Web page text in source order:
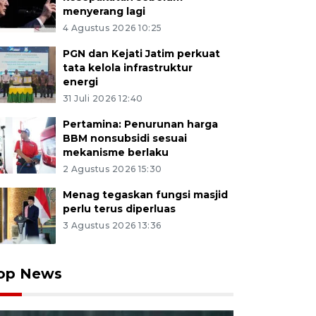
menyerang lagi
4 Agustus 2026 10:25
PGN dan Kejati Jatim perkuat
tata kelola infrastruktur
energi
31 Juli 2026 12:40
Pertamina: Penurunan harga
BBM nonsubsidi sesuai
mekanisme berlaku
2 Agustus 2026 15:30
Menag tegaskan fungsi masjid
perlu terus diperluas
3 Agustus 2026 13:36
News